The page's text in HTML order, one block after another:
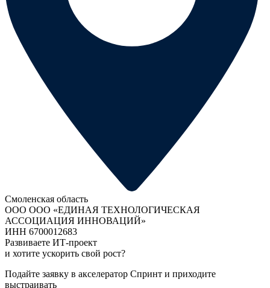
Смоленская область
ООО ООО «ЕДИНАЯ ТЕХНОЛОГИЧЕСКАЯ
АССОЦИАЦИЯ ИННОВАЦИЙ»
ИНН 6700012683
Развиваете ИТ-проект
и хотите ускорить свой рост?
Подайте заявку в акселератор Спринт и приходите
выстраивать